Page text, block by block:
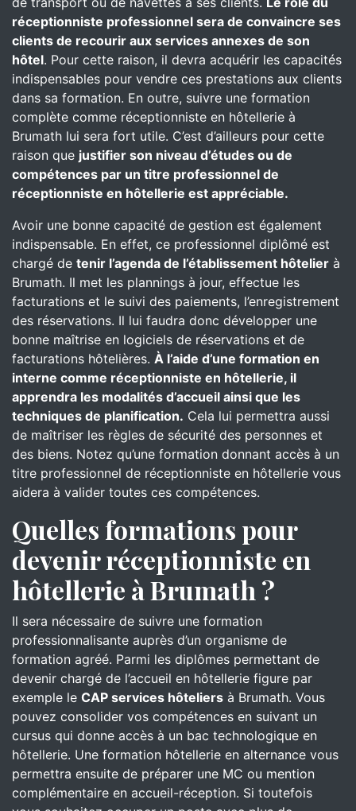
réceptionniste professionnel sera de convaincre ses
clients de recourir aux services annexes de son
hôtel. Pour cette raison, il devra acquérir les capacités
indispensables pour vendre ces prestations aux clients
dans sa formation. En outre, suivre une formation
complète comme réceptionniste en hôtellerie à
Brumath lui sera fort utile. C’est d’ailleurs pour cette
raison que justifier son niveau d’études ou de
compétences par un titre professionnel de
réceptionniste en hôtellerie est appréciable.
Avoir une bonne capacité de gestion est également
indispensable. En effet, ce professionnel diplômé est
chargé de tenir l’agenda de l’établissement hôtelier à
Brumath. Il met les plannings à jour, effectue les
facturations et le suivi des paiements, l’enregistrement
des réservations. Il lui faudra donc développer une
bonne maîtrise en logiciels de réservations et de
facturations hôtelières. À l’aide d’une formation en
interne comme réceptionniste en hôtellerie, il
apprendra les modalités d’accueil ainsi que les
techniques de planification. Cela lui permettra aussi
de maîtriser les règles de sécurité des personnes et
des biens. Notez qu’une formation donnant accès à un
titre professionnel de réceptionniste en hôtellerie vous
aidera à valider toutes ces compétences.
Quelles formations pour
devenir réceptionniste en
hôtellerie à Brumath ?
Il sera nécessaire de suivre une formation
professionnalisante auprès d’un organisme de
formation agréé. Parmi les diplômes permettant de
devenir chargé de l’accueil en hôtellerie figure par
exemple le CAP services hôteliers à Brumath. Vous
pouvez consolider vos compétences en suivant un
cursus qui donne accès à un bac technologique en
hôtellerie. Une formation hôtellerie en alternance vous
permettra ensuite de préparer une MC ou mention
complémentaire en accueil-réception. Si toutefois